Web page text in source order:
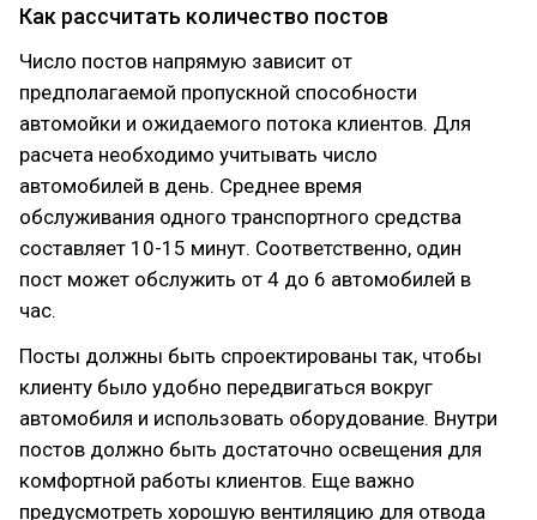
Как рассчитать количество постов
Число постов напрямую зависит от
предполагаемой пропускной способности
автомойки и ожидаемого потока клиентов. Для
расчета необходимо учитывать число
автомобилей в день. Среднее время
обслуживания одного транспортного средства
составляет 10-15 минут. Соответственно, один
пост может обслужить от 4 до 6 автомобилей в
час.
Посты должны быть спроектированы так, чтобы
клиенту было удобно передвигаться вокруг
автомобиля и использовать оборудование. Внутри
постов должно быть достаточно освещения для
комфортной работы клиентов. Еще важно
предусмотреть хорошую вентиляцию для отвода